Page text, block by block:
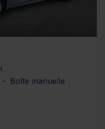
Boîte manuelle